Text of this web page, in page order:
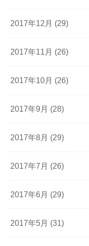
2017年12月 (29)
2017年11月 (26)
2017年10月 (26)
2017年9月 (28)
2017年8月 (29)
2017年7月 (26)
2017年6月 (29)
2017年5月 (31)